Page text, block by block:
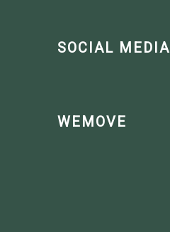
SOCIAL MEDIA
WEMOVE